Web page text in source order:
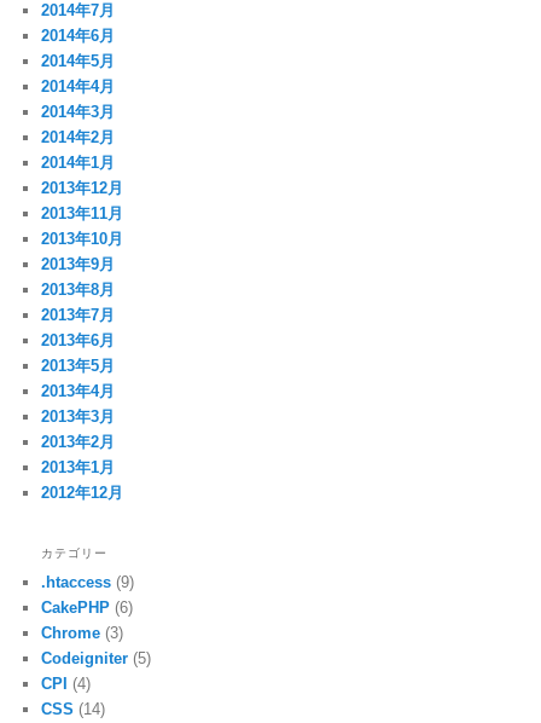
2014年7月
2014年6月
2014年5月
2014年4月
2014年3月
2014年2月
2014年1月
2013年12月
2013年11月
2013年10月
2013年9月
2013年8月
2013年7月
2013年6月
2013年5月
2013年4月
2013年3月
2013年2月
2013年1月
2012年12月
カテゴリー
.htaccess (9)
CakePHP (6)
Chrome (3)
Codeigniter (5)
CPI (4)
CSS (14)